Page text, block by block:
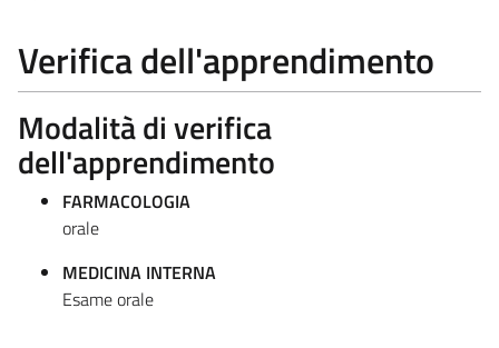
Verifica dell'apprendimento
Modalità di verifica
dell'apprendimento
FARMACOLOGIA
orale
MEDICINA INTERNA
Esame orale